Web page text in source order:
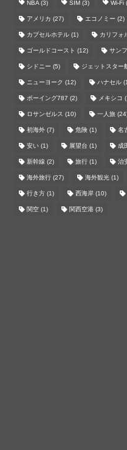
NBA (3) SIM (3) Wi-Fi
アメリカ (27) エコノミー (2)
カプセルホテル (1) カリフォ
ゴールドコースト (12) サン
シドニー (5) ジェットスター
ニューヨーク (12) ハナセル
ボーイング787 (2) メキシコ
ロサンゼルス (10) 一人旅
初海外 (7) 危険 (1) 名
安い (1) 展望台 (1) 成
新幹線 (2) 旅行 (1) 治
海外旅行 (27) 海外観光 (1)
行き方 (1) 西海岸 (10)
関空 (1) 関西空港 (3)